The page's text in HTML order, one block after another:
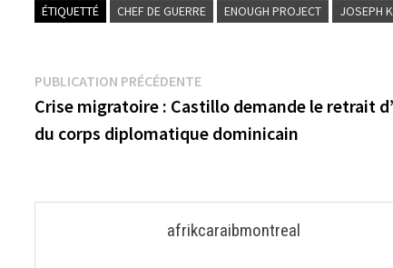
ÉTIQUETTÉ CHEF DE GUERRE ENOUGH PROJECT JOSEPH
Navigation
de
l’article
PUBLICATION PRÉCÉDENTEPublication
précédente :
Crise migratoire : Castillo demande le retrait
du corps diplomatique dominicain
afrikcaraibmontreal